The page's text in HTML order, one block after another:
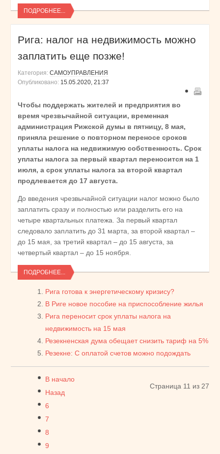
ПОДРОБНЕЕ...
Рига: налог на недвижимость можно
заплатить еще позже!
Категория: САМОУПРАВЛЕНИЯ
Опубликовано: 15.05.2020, 21:37
Чтобы поддержать жителей и предприятия во
время чрезвычайной ситуации, временная
администрация Рижской думы в пятницу, 8 мая,
приняла решение о повторном переносе сроков
уплаты налога на недвижимую собственность. Срок
уплаты налога за первый квартал переносится на 1
июля, а срок уплаты налога за второй квартал
продлевается до 17 августа.
До введения чрезвычайной ситуации налог можно было
заплатить сразу и полностью или разделить его на
четыре квартальных платежа. За первый квартал
следовало заплатить до 31 марта, за второй квартал –
до 15 мая, за третий квартал – до 15 августа, за
четвертый квартал – до 15 ноября.
ПОДРОБНЕЕ...
Рига готова к энергетическому кризису?
В Риге новое пособие на приспособление жилья
Рига переносит срок уплаты налога на
недвижимость на 15 мая
Резекненская дума обещает снизить тариф на 5%
Резекне: С оплатой счетов можно подождать
Страница 11 из 27
В начало
Назад
6
7
8
9